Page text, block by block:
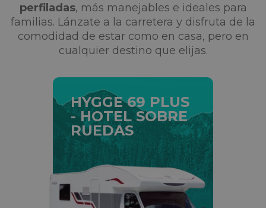
perfiladas, más manejables e ideales para
familias. Lánzate a la carretera y disfruta de la
comodidad de estar como en casa, pero en
cualquier destino que elijas.
HYGGE 69 PLUS
- HOTEL SOBRE
RUEDAS